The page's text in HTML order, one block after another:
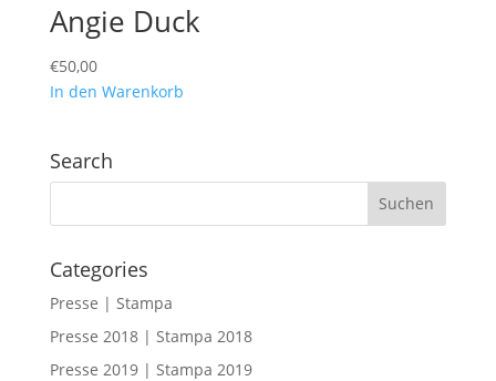
Angie Duck
€50,00
In den Warenkorb
Search
Categories
Presse | Stampa
Presse 2018 | Stampa 2018
Presse 2019 | Stampa 2019